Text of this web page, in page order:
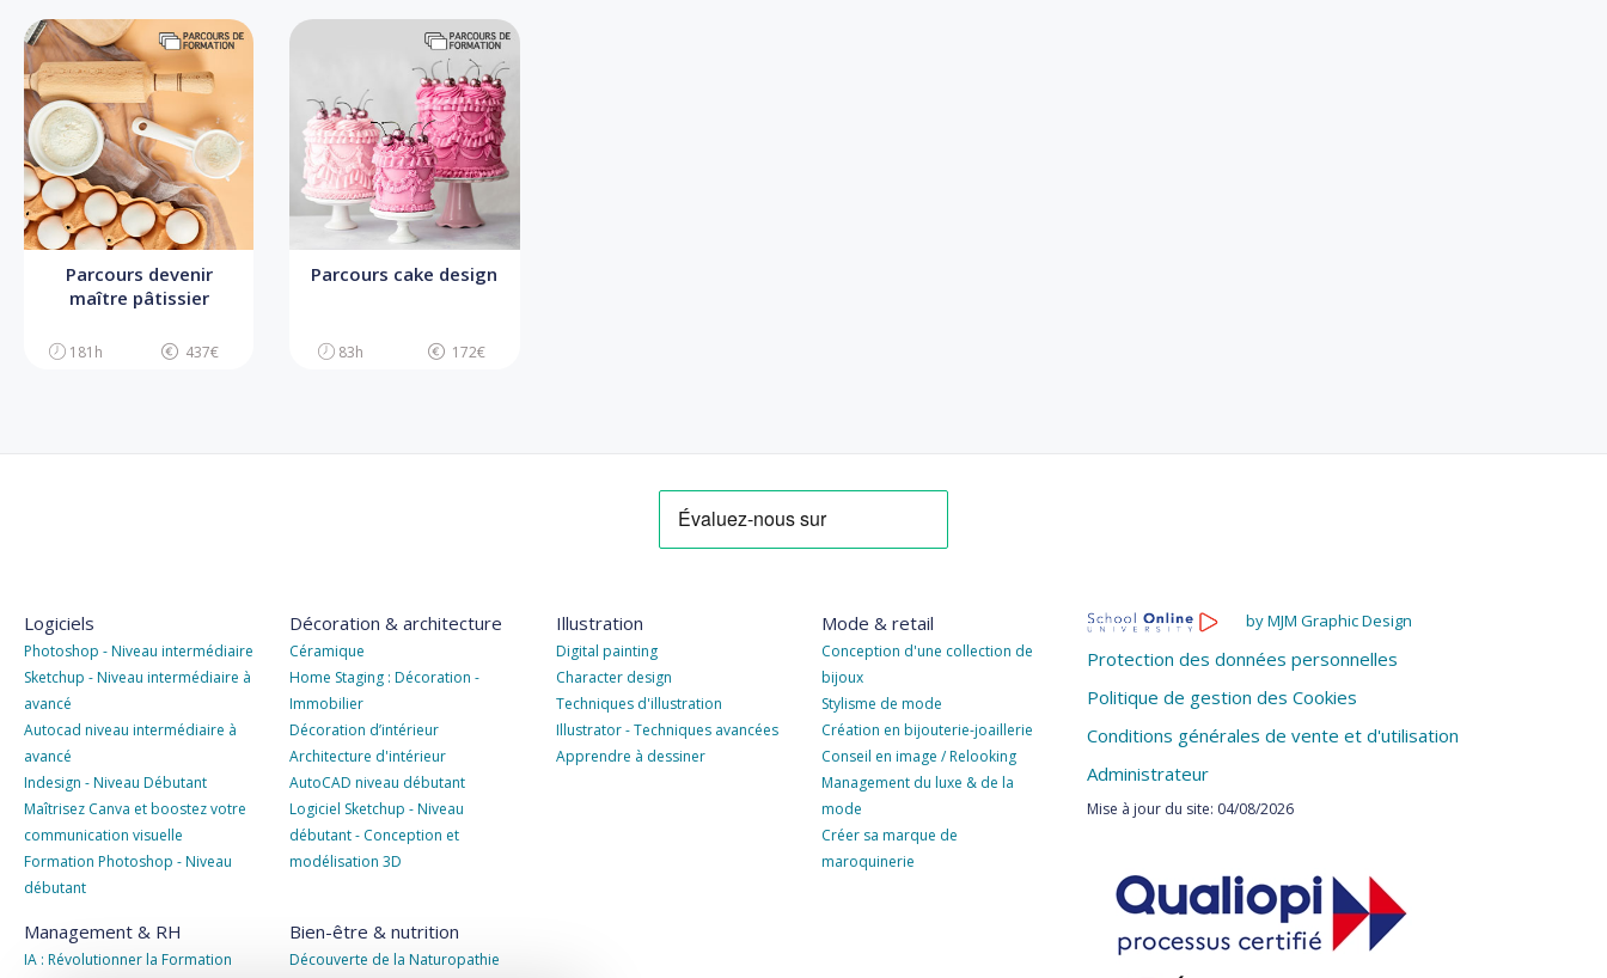
Parcours devenir
maître pâtissier
181h 437€
Parcours cake design
83h 172€
Logiciels
Photoshop - Niveau intermédiaire
Sketchup - Niveau intermédiaire à
avancé
Autocad niveau intermédiaire à
avancé
Indesign - Niveau Débutant
Maîtrisez Canva et boostez votre
communication visuelle
Formation Photoshop - Niveau
débutant
Décoration & architecture
Céramique
Home Staging : Décoration -
Immobilier
Décoration d’intérieur
Architecture d'intérieur
AutoCAD niveau débutant
Logiciel Sketchup - Niveau
débutant - Conception et
modélisation 3D
Illustration
Digital painting
Character design
Techniques d'illustration
Illustrator - Techniques avancées
Apprendre à dessiner
Mode & retail
Conception d'une collection de
bijoux
Stylisme de mode
Création en bijouterie-joaillerie
Conseil en image / Relooking
Management du luxe & de la
mode
Créer sa marque de
maroquinerie
Management & RH
IA : Révolutionner la Formation
Bien-être & nutrition
Découverte de la Naturopathie
by MJM Graphic Design
Protection des données personnelles
Politique de gestion des Cookies
Conditions générales de vente et d'utilisation
Administrateur
Mise à jour du site: 04/08/2026